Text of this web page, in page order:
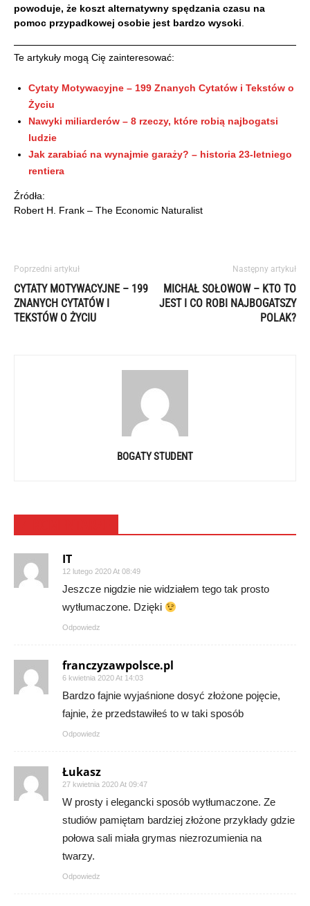
powoduje, że koszt alternatywny spędzania czasu na
pomoc przypadkowej osobie jest bardzo wysoki
Te artykuły mogą Cię zainteresować:
Cytaty Motywacyjne – 199 Znanych Cytatów i Tekstów o
Życiu
Nawyki miliarderów – 8 rzeczy, które robią najbogatsi
ludzie
Jak zarabiać na wynajmie garaży? – historia 23-letniego
rentiera
Źródła:
Robert H. Frank – The Economic Naturalist
Poprzedni artykuł
CYTATY MOTYWACYJNE – 199
ZNANYCH CYTATÓW I
TEKSTÓW O ŻYCIU
Następny artykuł
MICHAŁ SOŁOWOW – KTO TO
JEST I CO ROBI NAJBOGATSZY
POLAK?
BOGATY STUDENT
IT
12 lutego 2020 At 08:49
Jeszcze nigdzie nie widziałem tego tak prosto
wytłumaczone. Dzięki
Odpowiedz
franczyzawpolsce.pl
6 kwietnia 2020 At 14:03
Bardzo fajnie wyjaśnione dosyć złożone pojęcie,
fajnie, że przedstawiłeś to w taki sposób
Odpowiedz
Łukasz
27 kwietnia 2020 At 09:47
W prosty i elegancki sposób wytłumaczone. Ze
studiów pamiętam bardziej złożone przykłady gdzie
połowa sali miała grymas niezrozumienia na
twarzy.
Odpowiedz